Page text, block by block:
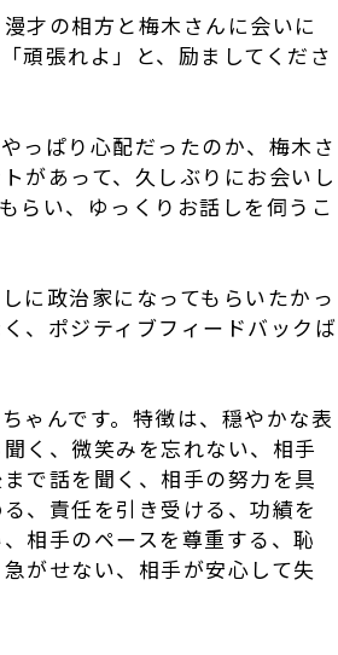
才の相方と梅木さんに会いに
頑張れよ」と、励ましてくださ
っぱり心配だったのか、梅木さ
があって、久しぶりにお会いし
らい、ゆっくりお話しを伺うこ
に政治家になってもらいたかっ
、ポジティブフィードバックば
ゃんです。特徴は、穏やかな表
く、微笑みを忘れない、相手
で話を聞く、相手の努力を具
、責任を引き受ける、功績を
相手のペースを尊重する、恥
がせない、相手が安心して失